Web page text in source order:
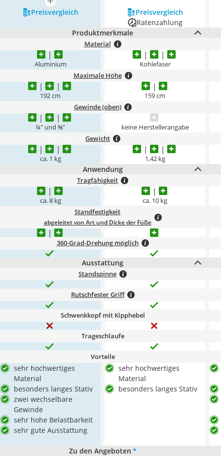
mehr anzeigen
Preis­vergleich
Preis­vergleich
Ratenzahlung
Produktmerkmale
Material
Aluminium Kohlefaser
Maximale Höhe
192 cm 159 cm
Gewinde (oben)
¼" und ⅜" keine Herstellerangabe
Gewicht
ca. 1 kg ‎1,42 kg
Anwendung
Tragfähigkeit
ca. 8 kg ca. 10 kg
Standfestigkeit
abgeleitet von Art und Dicke der Füße
360-Grad-Drehung möglich
Ausstattung
Standspinne
Rutschfester Griff
Schwenkkopf mit Kipphebel
Trageschlaufe
Vorteile
sehr hochwertiges
Material
besonders langes Stativ
zwei wechselbare
Gewinde
sehr hohe Belastbarkeit
sehr gute Ausstattung
sehr hochwertiges
Material
besonders langes Stativ
Zu den Angeboten *